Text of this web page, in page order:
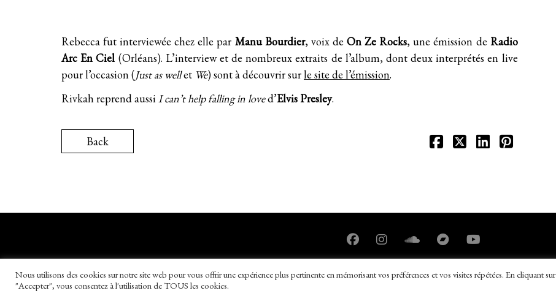
Rebecca fut interviewée chez elle par Manu Bourdier, voix deOn Ze Rocks, une émission de Radio
Arc En Ciel (Orléans). L’interview et de nombreux extraits de l’album, dont deux interprétés en live
pour l’occasion (Just as wellet We) sont à découvrir surle site de l’émission.
Rivkah reprend aussiI can’t help falling in loved’Elvis Presley.
Back
Nous utilisons des cookies sur notre site web pour vous offrir une expérience plus pertinente en mémorisant vos préférences et vos visites répétées. En cliquant sur
"Accepter", vous consentez à l'utilisation de TOUS les cookies.